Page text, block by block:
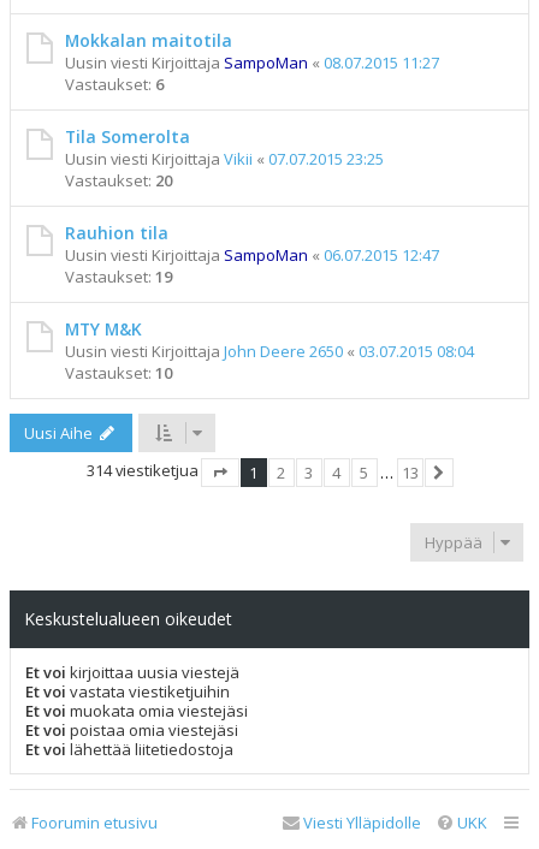
Mokkalan maitotila
Uusin viesti Kirjoittaja SampoMan « 08.07.2015 11:27
Vastaukset: 6
Tila Somerolta
Uusin viesti Kirjoittaja Vikii « 07.07.2015 23:25
Vastaukset: 20
Rauhion tila
Uusin viesti Kirjoittaja SampoMan « 06.07.2015 12:47
Vastaukset: 19
MTY M&K
Uusin viesti Kirjoittaja John Deere 2650 « 03.07.2015 08:04
Vastaukset: 10
Uusi Aihe
314 viestiketjua
1 2 3 4 5 … 13
Hyppää
Keskustelualueen oikeudet
Et voi kirjoittaa uusia viestejä
Et voi vastata viestiketjuihin
Et voi muokata omia viestejäsi
Et voi poistaa omia viestejäsi
Et voi lähettää liitetiedostoja
Foorumin etusivu UKK
Viesti Ylläpidolle